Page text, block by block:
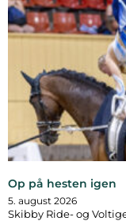
Op på hesten igen
5. august 2026
Skibby Ride- og